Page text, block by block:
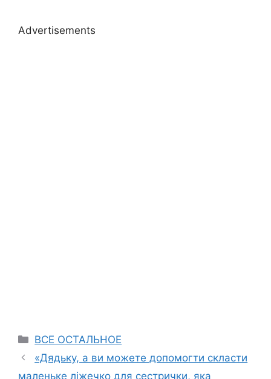
Advertisements
Categories
ВСЕ ОСТАЛЬНОЕ
«Дядьку, а ви можете допомогти скласти
маленьке ліжечко для сестрички, яка